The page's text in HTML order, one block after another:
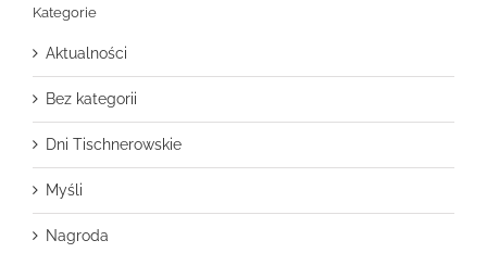
Kategorie
Aktualności
Bez kategorii
Dni Tischnerowskie
Myśli
Nagroda